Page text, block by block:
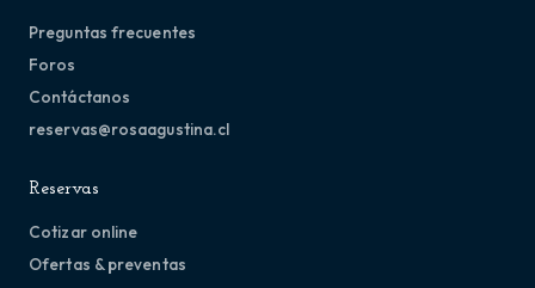
Preguntas frecuentes
Foros
Contáctanos
reservas@rosaagustina.cl
Reservas
Cotizar online
Ofertas & preventas